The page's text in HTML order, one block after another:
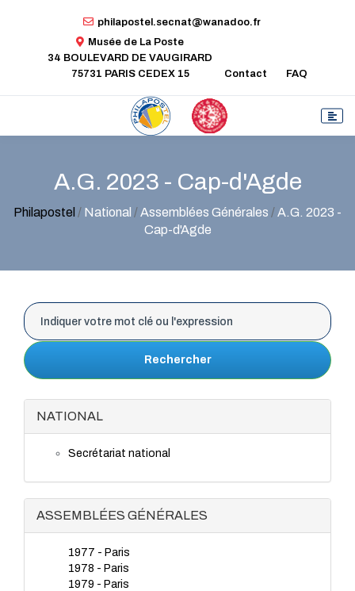
philapostel.secnat@wanadoo.fr
Musée de La Poste
34 BOULEVARD DE VAUGIRARD
75731 PARIS CEDEX 15
Contact FAQ
A.G. 2023 - Cap-d'Agde
Philapostel / National /Assemblées Générales /A.G. 2023 -
Cap-d'Agde
Rechercher
NATIONAL
Secrétariat national
ASSEMBLÉES GÉNÉRALES
1977 - Paris
1978 - Paris
1979 - Paris